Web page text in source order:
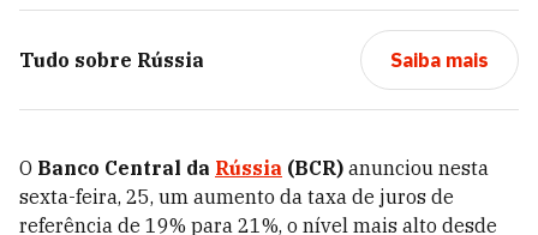
Tudo sobre Rússia Saiba mais
O Banco Central da Rússia (BCR) anunciou nesta
sexta-feira, 25, um aumento da taxa de juros de
referência de 19% para 21%, o nível mais alto desde